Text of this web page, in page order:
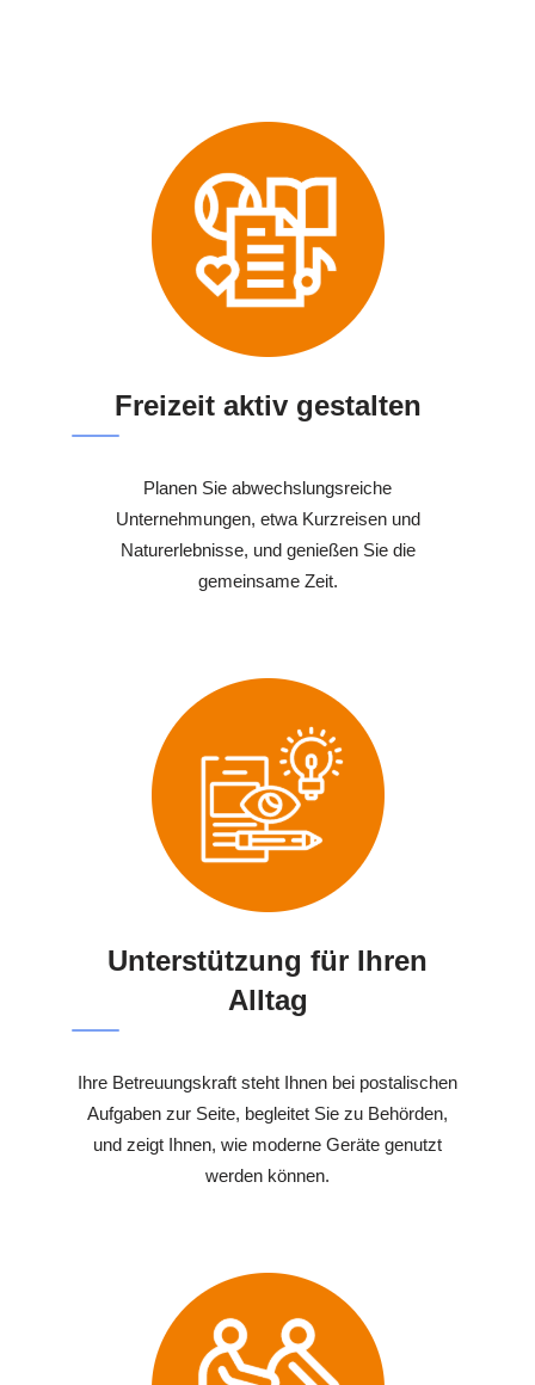
Freizeit aktiv gestalten
Planen Sie abwechslungsreiche
Unternehmungen, etwa Kurzreisen und
Naturerlebnisse, und genießen Sie die
gemeinsame Zeit.
Unterstützung für Ihren
Alltag
Ihre Betreuungskraft steht Ihnen bei postalischen
Aufgaben zur Seite, begleitet Sie zu Behörden,
und zeigt Ihnen, wie moderne Geräte genutzt
werden können.